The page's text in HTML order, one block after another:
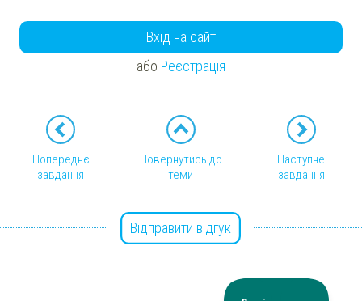
Вхід на сайт
або Реєстрація
Попереднє
завдання
Повернутись до
теми
Наступне
завдання
Відправити відгук